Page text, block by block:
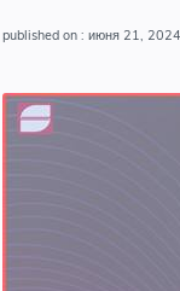
июня 21, 2024